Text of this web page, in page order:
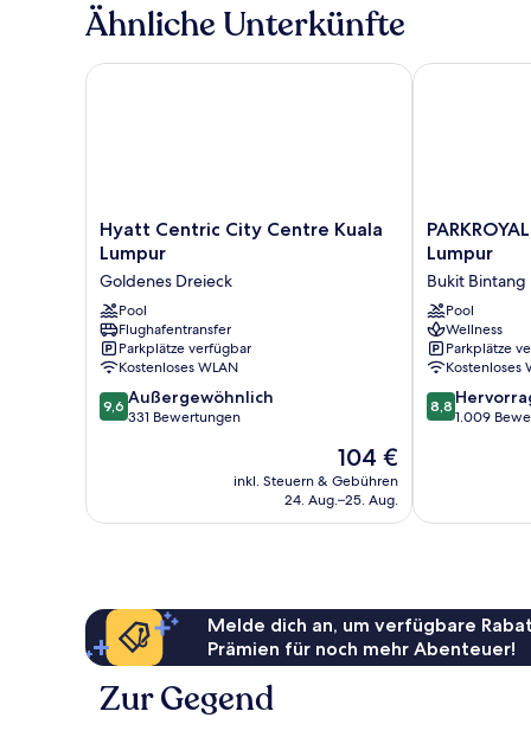
Ähnliche Unterkünfte
Hyatt
Centric
Centre
Kuala
Lumpur
Goldenes
Dreieck
Hyatt Centric City Centre Kuala
Lumpur
Goldenes Dreieck
Pool
Flughafentransfer
Parkplätze verfügbar
Kostenloses WLAN
9.6
von
9,6 Außergewöhnlich
331 Bewertungen
Der
Preis
beträgt
104 €
inkl. Steuern & Gebühren
24. Aug.–25. Aug.
Hyatt Centric City Centre Kuala Lumpur
PARKROYAL
COLLECTION
Kuala
Lumpur
Bukit
Bintang
Lumpur
Bukit Bintang
Pool
Wellness
Parkplätze
Kostenloses
8.8
von
8,8
1.009
PARKROYAL
Melde dich an, um verfügbare
Prämien für noch mehr Abenteuer!
Zur Gegend